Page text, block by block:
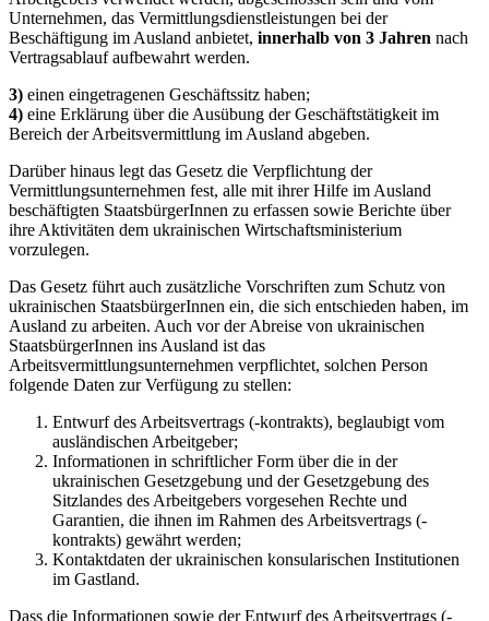
Unternehmen, das Vermittlungsdienstleistungen bei der
Beschäftigung im Ausland anbietet, innerhalb von 3 Jahren nach
Vertragsablauf aufbewahrt werden.
3) einen eingetragenen Geschäftssitz haben;
4) eine Erklärung über die Ausübung der Geschäftstätigkeit im
Bereich der Arbeitsvermittlung im Ausland abgeben.
Darüber hinaus legt das Gesetz die Verpflichtung der
Vermittlungsunternehmen fest, alle mit ihrer Hilfe im Ausland
beschäftigten StaatsbürgerInnen zu erfassen sowie Berichte über
ihre Aktivitäten dem ukrainischen Wirtschaftsministerium
vorzulegen.
Das Gesetz führt auch zusätzliche Vorschriften zum Schutz von
ukrainischen StaatsbürgerInnen ein, die sich entschieden haben, im
Ausland zu arbeiten. Auch vor der Abreise von ukrainischen
StaatsbürgerInnen ins Ausland ist das
Arbeitsvermittlungsunternehmen verpflichtet, solchen Person
folgende Daten zur Verfügung zu stellen:
Entwurf des Arbeitsvertrags (-kontrakts), beglaubigt vom
ausländischen Arbeitgeber;
Informationen in schriftlicher Form über die in der
ukrainischen Gesetzgebung und der Gesetzgebung des
Sitzlandes des Arbeitgebers vorgesehen Rechte und
Garantien, die ihnen im Rahmen des Arbeitsvertrags (-
kontrakts) gewährt werden;
Kontaktdaten der ukrainischen konsularischen Institutionen
im Gastland.
Dass die Informationen sowie der Entwurf des Arbeitsvertrags (-